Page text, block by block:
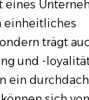
einheitliches
trägt
und -
ein